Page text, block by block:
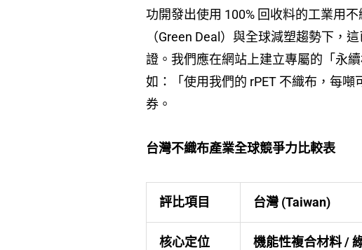
功開發出使用 100% 回收料的工業用
（Green Deal）與全球減塑趨勢下，
證。我們應在網站上建立專屬的「永
如：「使用我們的 rPET 不織布，每
券。
台灣不織布產業全球競爭力比較表
評比項目 台灣 (Taiwan)
核心定位 機能性複合材料 /